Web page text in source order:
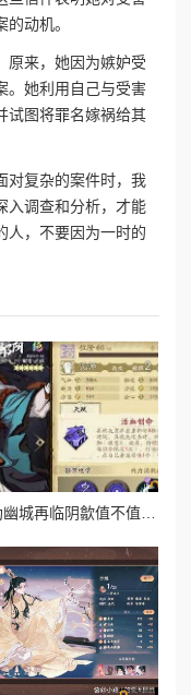
动机。
原来，她因为嫉妒受
。她利用自己与受害
试图将罪名嫁祸给其
对复杂的案件时，我
入调查和分析，才能
人，不要因为一时的